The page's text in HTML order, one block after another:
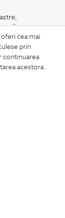
cea mai
prin
continuarea
acestora.